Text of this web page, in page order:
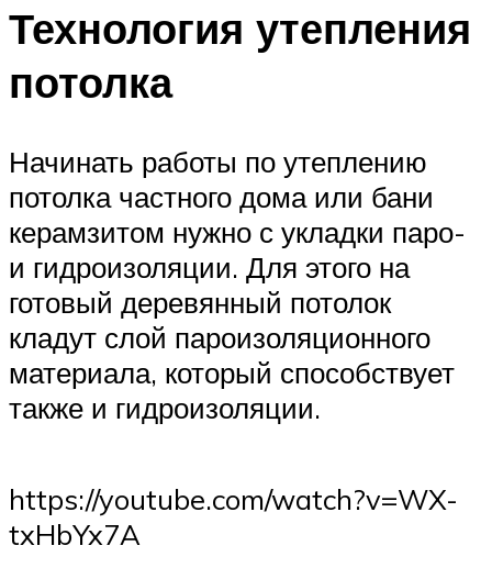
Технология утепления
потолка
Начинать работы по утеплению
потолка частного дома или бани
керамзитом нужно с укладки паро-
и гидроизоляции. Для этого на
готовый деревянный потолок
кладут слой пароизоляционного
материала, который способствует
также и гидроизоляции.
https://youtube.com/watch?v=WX-
txHbYx7A